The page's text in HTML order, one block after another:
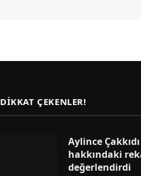
DIKKAT ÇEKENLER!
Aylince
hakkındaki
değerlendirdi